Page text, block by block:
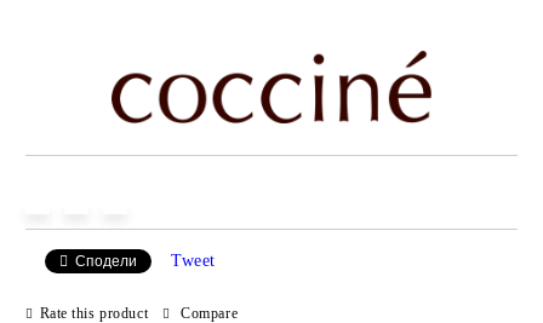
Сподели Tweet
Rate this product Compare